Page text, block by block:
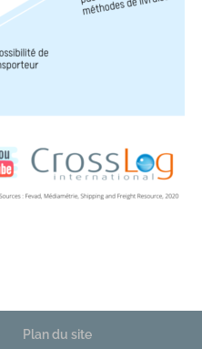
Plan du site